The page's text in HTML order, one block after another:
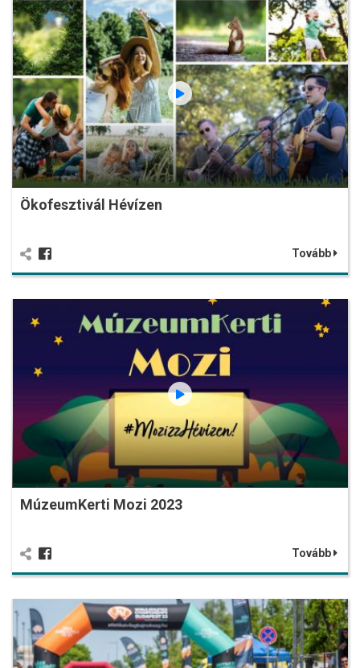
Ökofesztivál Hévízen
Tovább
MúzeumKerti Mozi 2023
Tovább